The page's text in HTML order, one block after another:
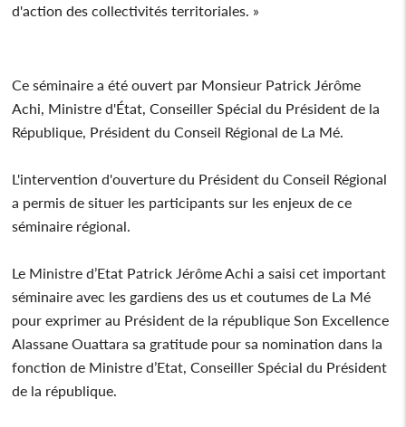
d'action des collectivités territoriales. »
Ce séminaire a été ouvert par Monsieur Patrick Jérôme
Achi, Ministre d'État, Conseiller Spécial du Président de la
République, Président du Conseil Régional de La Mé.
L'intervention d'ouverture du Président du Conseil Régional
a permis de situer les participants sur les enjeux de ce
séminaire régional.
Le Ministre d’Etat Patrick Jérôme Achi a saisi cet important
séminaire avec les gardiens des us et coutumes de La Mé
pour exprimer au Président de la république Son Excellence
Alassane Ouattara sa gratitude pour sa nomination dans la
fonction de Ministre d’Etat, Conseiller Spécial du Président
de la république.